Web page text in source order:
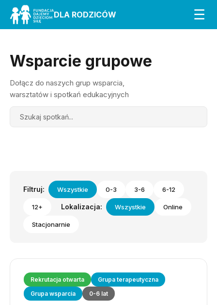
DLA RODZICÓW ☰
Wsparcie grupowe
Dołącz do naszych grup wsparcia,
warsztatów i spotkań edukacyjnych
Search
Filtruj: Wszystkie 0-3 3-6 6-12
12+ Lokalizacja: Wszystkie Online
Stacjonarnie
Rekrutacja otwarta
Grupa terapeutyczna
Grupa wsparcia
0-6 lat